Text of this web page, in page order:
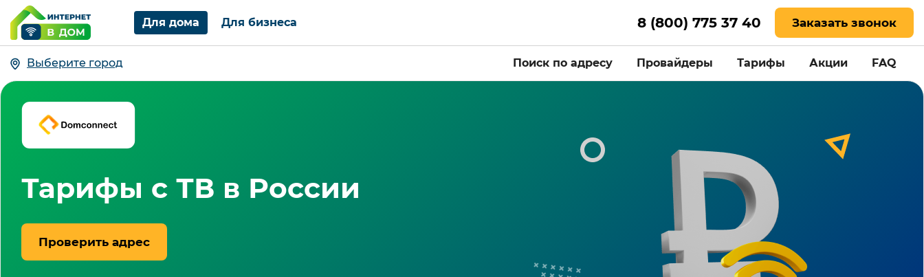
Для дома Для бизнеса 8 (800) 775 37 40 Заказать звонок
Выберите город Поиск по адресу Провайдеры Тарифы Акции FAQ
Тарифы с ТВ в России
Проверить адрес